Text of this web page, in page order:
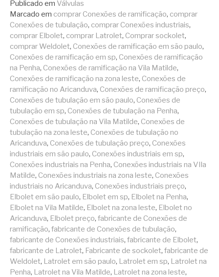
Publicado em Válvulas
Marcado em comprar Conexões de ramificação, comprar
Conexões de tubulação, comprar Conexões industriais,
comprar Elbolet, comprar Latrolet, Comprar sockolet,
comprar Weldolet, Conexões de ramificação em são paulo,
Conexões de ramificação em sp, Conexões de ramificação
na Penha, Conexões de ramificação na Vila Matilde,
Conexões de ramificação na zona leste, Conexões de
ramificação no Aricanduva, Conexões de ramificação preço,
Conexões de tubulação em são paulo, Conexões de
tubulação em sp, Conexões de tubulação na Penha,
Conexões de tubulação na Vila Matilde, Conexões de
tubulação na zona leste, Conexões de tubulação no
Aricanduva, Conexões de tubulação preço, Conexões
industriais em são paulo, Conexões industriais em sp,
Conexões industriais na Penha, Conexões industriais na VIla
Matilde, Conexões industriais na zona leste, Conexões
industriais no Aricanduva, Conexões industriais preço,
Elbolet em são paulo, Elbolet em sp, Elbolet na Penha,
Elbolet na Vila Matilde, Elbolet na zona leste, Elbolet no
Aricanduva, Elbolet preço, fabricante de Conexões de
ramificação, fabricante de Conexões de tubulação,
fabricante de Conexões industriais, fabricante de Elbolet,
fabricante de Latrolet, Fabricante de sockolet, fabricante de
Weldolet, Latrolet em são paulo, Latrolet em sp, Latrolet na
Penha, Latrolet na Vila Matilde, Latrolet na zona leste,